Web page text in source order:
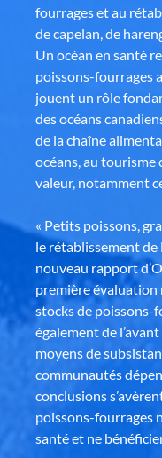
fourrages et au
de capelan, de
Un océan en santé
poissons-fourrages
jouent un rôle
des océans
de la chaîne
océans, au tourisme
valeur, notamment
« Petits poissons,
le rétablissement de
nouveau rapport
première
stocks de poissons-
également de
moyens de
communautés
conclusions
poissons-fourrages
santé et ne